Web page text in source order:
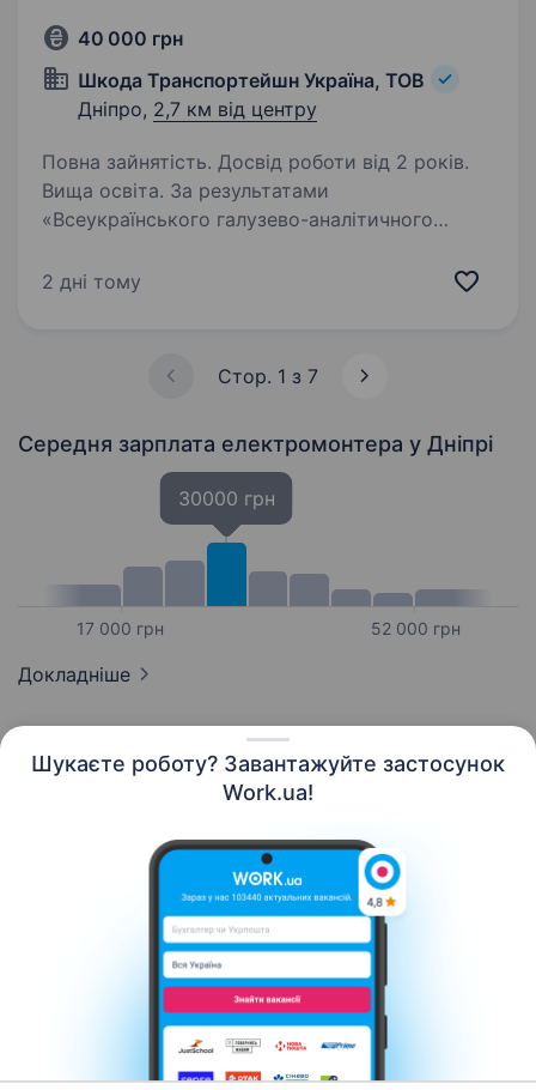
Шукаєте роботу? Завантажуйте застосунок
Work.ua!
40 000 грн
Шкода Транспортейшн Україна, ТОВ
Дніпро, 2,7 км від центру
Повна зайнятість. Досвід роботи від 2 років.
Вища освіта. За результатами
«Всеукраїнського галузево-аналітичного
отримала відзнаку «Компанія року 2020»,
2 дні тому
Стор. 1 з 7
Середня зарплата електромонтера у Дніпрі
17 000 грн
30000 грн
52 000 грн
Докладніше
Контакти Про нас
Кар’єра
Допомога Умови використання